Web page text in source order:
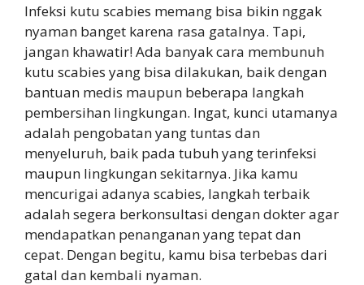
Infeksi kutu scabies memang bisa bikin nggak
nyaman banget karena rasa gatalnya. Tapi,
jangan khawatir! Ada banyak cara membunuh
kutu scabies yang bisa dilakukan, baik dengan
bantuan medis maupun beberapa langkah
pembersihan lingkungan. Ingat, kunci utamanya
adalah pengobatan yang tuntas dan
menyeluruh, baik pada tubuh yang terinfeksi
maupun lingkungan sekitarnya. Jika kamu
mencurigai adanya scabies, langkah terbaik
adalah segera berkonsultasi dengan dokter agar
mendapatkan penanganan yang tepat dan
cepat. Dengan begitu, kamu bisa terbebas dari
gatal dan kembali nyaman.